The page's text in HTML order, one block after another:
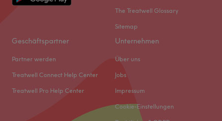
The Treatwell Glossary
Sitemap
Geschäftspartner
Partner werden
Treatwell Connect Help Center
Treatwell Pro Help Center
Unternehmen
Über uns
Jobs
Impressum
Cookie-Einstellungen